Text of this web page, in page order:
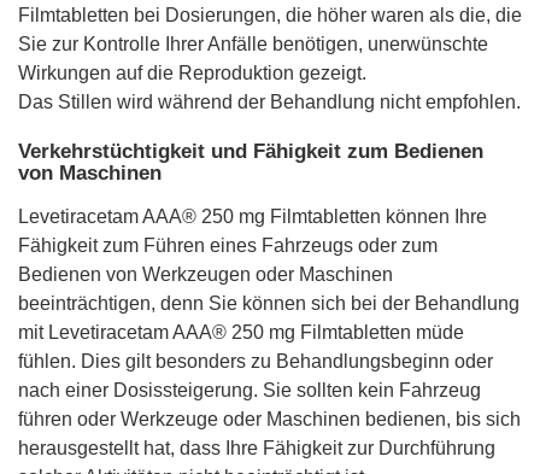
Filmtabletten bei Dosierungen, die höher waren als die, die
Sie zur Kontrolle Ihrer Anfälle benötigen, unerwünschte
Wirkungen auf die Reproduktion gezeigt.
Das Stillen wird während der Behandlung nicht empfohlen.
Verkehrstüchtigkeit und Fähigkeit zum Bedienen
von Maschinen
Levetiracetam AAA® 250 mg Filmtabletten können Ihre
Fähigkeit zum Führen eines Fahrzeugs oder zum
Bedienen von Werkzeugen oder Maschinen
beeinträchtigen, denn Sie können sich bei der Behandlung
mit Levetiracetam AAA® 250 mg Filmtabletten müde
fühlen. Dies gilt besonders zu Behandlungsbeginn oder
nach einer Dosissteigerung. Sie sollten kein Fahrzeug
führen oder Werkzeuge oder Maschinen bedienen, bis sich
herausgestellt hat, dass Ihre Fähigkeit zur Durchführung